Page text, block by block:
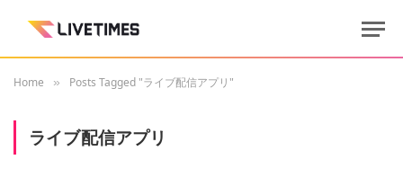
Home » Posts Tagged "ライブ配信アプリ"
ライブ配信アプリ